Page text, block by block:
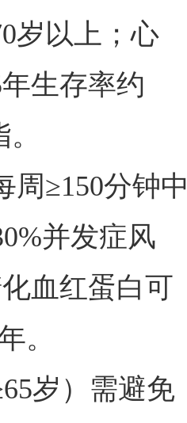
岁以上；心
生存率约
周≥150分钟中
并发症风
血红蛋白可
。
岁）需避免